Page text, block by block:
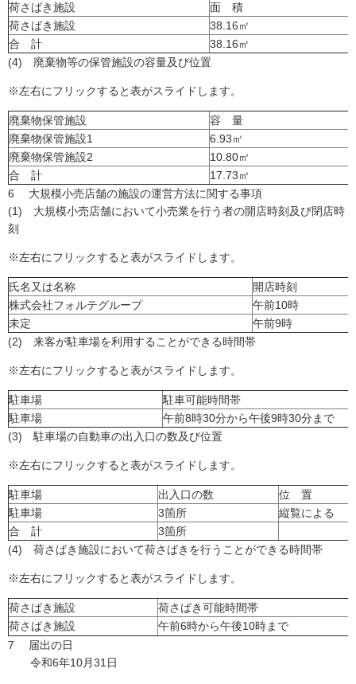
荷さばき施設
面 積
荷さばき施設
38.16㎡
合 計
38.16㎡
(4) 廃棄物等の保管施設の容量及び位置
※左右にフリックすると表がスライドします。
廃棄物保管施設
容 量
廃棄物保管施設1
6.93㎥
廃棄物保管施設2
10.80㎥
合 計
17.73㎥
6 大規模小売店舗の施設の運営方法に関する事項
(1) 大規模小売店舗において小売業を行う者の開店時刻及び閉店時
刻
※左右にフリックすると表がスライドします。
氏名又は名称
開店時刻
株式会社フォルテグループ
午前10時
未定
午前9時
(2) 来客が駐車場を利用することができる時間帯
※左右にフリックすると表がスライドします。
駐車場
駐車可能時間帯
駐車場
午前8時30分から午後9時30分まで
(3) 駐車場の自動車の出入口の数及び位置
※左右にフリックすると表がスライドします。
駐車場 出入口の数
位 置
駐車場
3箇所
縦覧による
合 計
3箇所
(4) 荷さばき施設において荷さばきを行うことができる時間帯
※左右にフリックすると表がスライドします。
荷さばき施設
荷さばき可能時間帯
荷さばき施設
午前6時から午後10時まで
7 届出の日
令和6年10月31日